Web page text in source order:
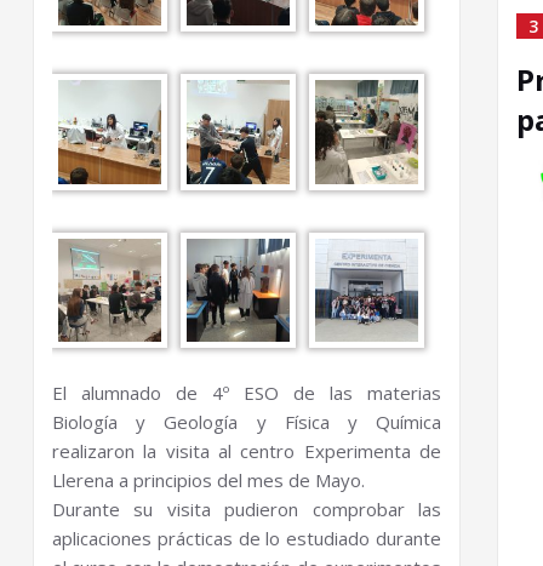
El alumnado de 4º ESO de las materias
Biología y Geología y Física y Química
realizaron la visita al centro Experimenta de
Llerena a principios del mes de Mayo.
Durante su visita pudieron comprobar las
aplicaciones prácticas de lo estudiado durante